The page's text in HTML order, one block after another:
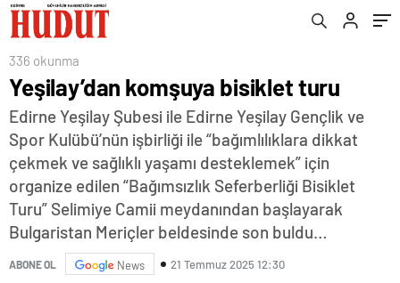
336 okunma
Yeşilay’dan komşuya bisiklet turu
Edirne Yeşilay Şubesi ile Edirne Yeşilay Gençlik ve
Spor Kulübü’nün işbirliği ile “bağımlılıklara dikkat
çekmek ve sağlıklı yaşamı desteklemek” için
organize edilen “Bağımsızlık Seferberliği Bisiklet
Turu” Selimiye Camii meydanından başlayarak
Bulgaristan Meriçler beldesinde son buldu…
ABONE OL News 21 Temmuz 2025 12:30